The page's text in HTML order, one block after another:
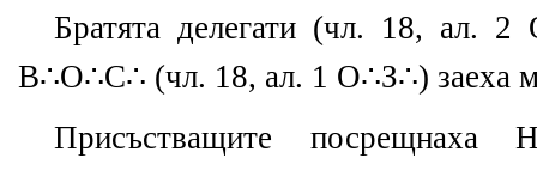
Братята делегати (чл. 18, ал.
В∴О∴С∴ (чл. 18, ал. 1 О∴З∴) заеха
Присъстващите